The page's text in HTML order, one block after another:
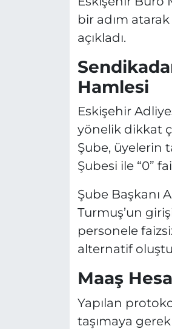
bir adım
açıkladı.
Hamlesi
Eskişehir
yönelik dikkat
Şube, üyelerin
Şubesi ile “0”
Şube Başkanı
Turmuş’un
personele
alternatif
Maaş
Yapılan
taşımaya